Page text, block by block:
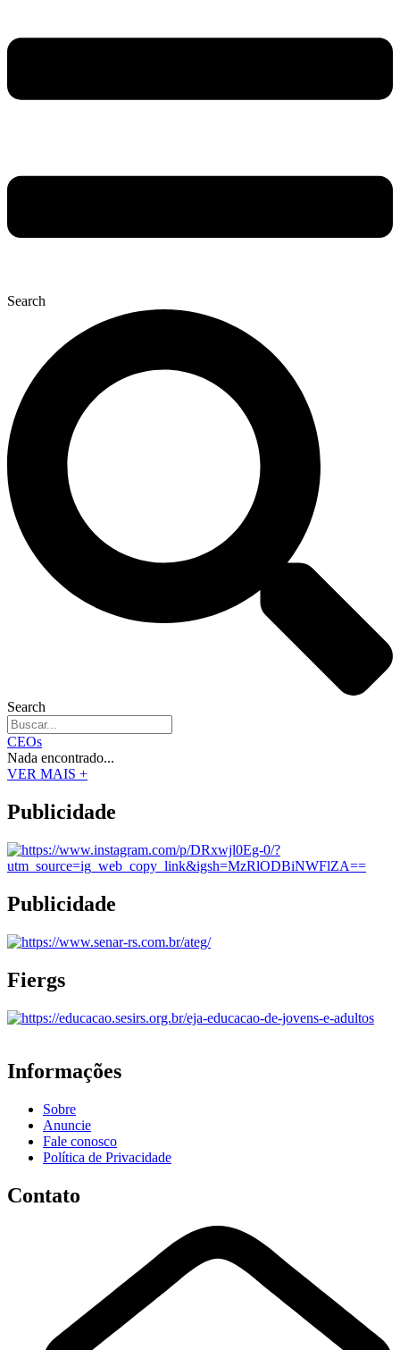
Search
Search
CEOs
Nada encontrado...
VER MAIS +
Publicidade
Publicidade
Fiergs
Informações
Sobre
Anuncie
Fale conosco
Política de Privacidade
Contato